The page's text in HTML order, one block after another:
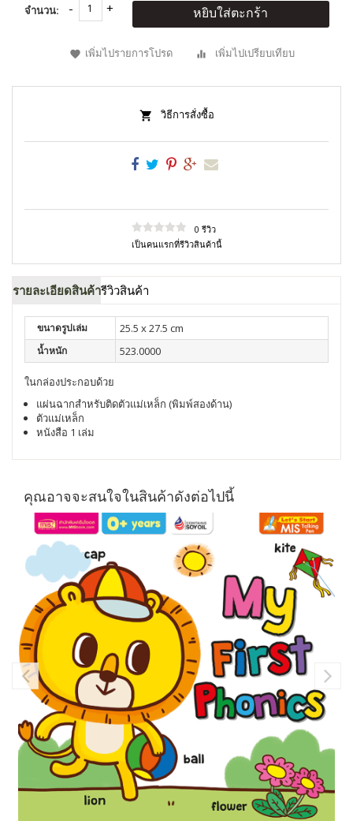
จำนวน: หยิบใส่ตะกร้า
เพิ่มไปรายการโปรด เพิ่มไปเปรียบเทียบ
วิธีการสั่งซื้อ
0 รีวิว
เป็นคนแรกที่รีวิวสินค้านี้
รายละเอียดสินค้ารีวิวสินค้า
ขนาดรูปเล่ม 25.5 x 27.5 cm
น้ำหนัก 523.0000
ในกล่องประกอบด้วย
แผ่นฉากสำหรับติดตัวแม่เหล็ก (พิมพ์สองด้าน)
ตัวแม่เหล็ก
หนังสือ 1 เล่ม
คุณอาจจะสนใจในสินค้าดังต่อไปนี้